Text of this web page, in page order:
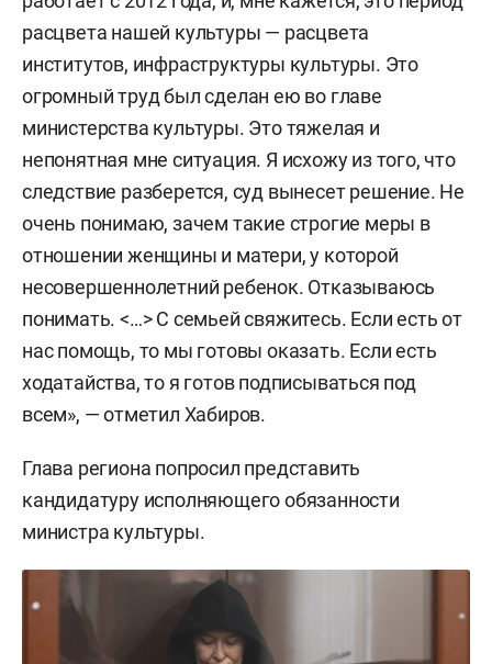
расцвета нашей культуры — расцвета
институтов, инфраструктуры культуры. Это
огромный труд был сделан ею во главе
министерства культуры. Это тяжелая и
непонятная мне ситуация. Я исхожу из того, что
следствие разберется, суд вынесет решение. Не
очень понимаю, зачем такие строгие меры в
отношении женщины и матери, у которой
несовершеннолетний ребенок. Отказываюсь
понимать. <…> С семьей свяжитесь. Если есть от
нас помощь, то мы готовы оказать. Если есть
ходатайства, то я готов подписываться под
всем», — отметил Хабиров.
Глава региона попросил представить
кандидатуру исполняющего обязанности
министра культуры.